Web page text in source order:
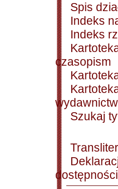
Spis
Indeks
Indeks
czasopism
wydawnictw
Szukaj
dostępności